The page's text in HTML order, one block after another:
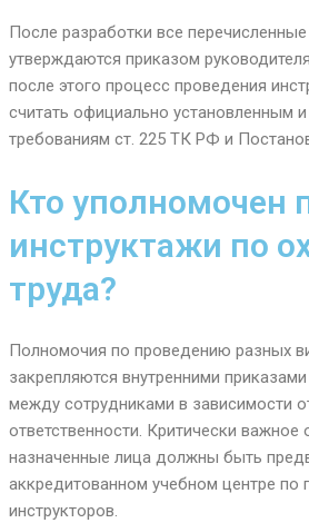
После разработки все
утверждаются приказом
после этого процесс проведения
считать официально установленным
требованиям ст. 225 ТК РФ и
Кто уполномочен
инструктажи по
труда?
Полномочия по проведению разных
закрепляются внутренними
между сотрудниками в зависимости
ответственности. Критически
назначенные лица должны быть
аккредитованном учебном центре по
инструкторов.